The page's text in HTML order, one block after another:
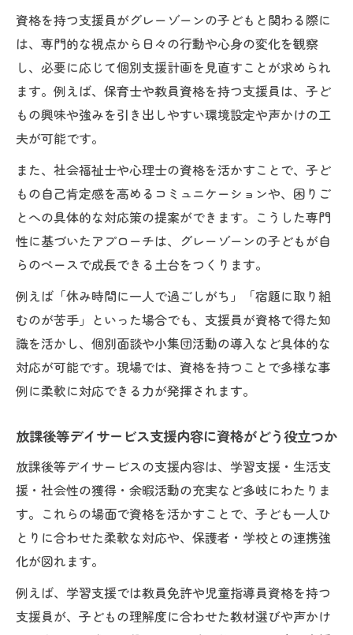
資格を持つ支援員がグレーゾーンの子どもと関わる際に
は、専門的な視点から日々の行動や心身の変化を観察
し、必要に応じて個別支援計画を見直すことが求められ
ます。例えば、保育士や教員資格を持つ支援員は、子ど
もの興味や強みを引き出しやすい環境設定や声かけの工
夫が可能です。
また、社会福祉士や心理士の資格を活かすことで、子ど
もの自己肯定感を高めるコミュニケーションや、困りご
とへの具体的な対応策の提案ができます。こうした専門
性に基づいたアプローチは、グレーゾーンの子どもが自
らのペースで成長できる土台をつくります。
例えば「休み時間に一人で過ごしがち」「宿題に取り組
むのが苦手」といった場合でも、支援員が資格で得た知
識を活かし、個別面談や小集団活動の導入など具体的な
対応が可能です。現場では、資格を持つことで多様な事
例に柔軟に対応できる力が発揮されます。
放課後等デイサービス支援内容に資格がどう役立つか
放課後等デイサービスの支援内容は、学習支援・生活支
援・社会性の獲得・余暇活動の充実など多岐にわたりま
す。これらの場面で資格を活かすことで、子ども一人ひ
とりに合わせた柔軟な対応や、保護者・学校との連携強
化が図れます。
例えば、学習支援では教員免許や児童指導員資格を持つ
支援員が、子どもの理解度に合わせた教材選びや声かけ